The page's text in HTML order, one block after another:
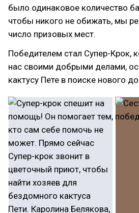
было одинаковое количество
чтобы никого не обижать, мы
число призовых мест.
Победителем стал Супер-Крок,
нас своими добрыми делами,
кактусу Пете в поиске нового